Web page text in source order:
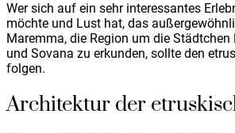
Wer sich auf ein sehr interessantes
möchte und Lust hat, das
Maremma, die Region um die
und Sovana zu erkunden, sollte den
folgen.
Architektur der